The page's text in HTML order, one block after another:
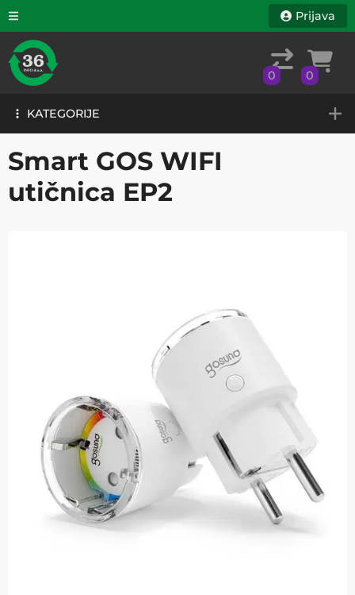
KATEGORIJE
Prijava
0 0
KATEGORIJE
Smart GOS WIFI
utičnica EP2